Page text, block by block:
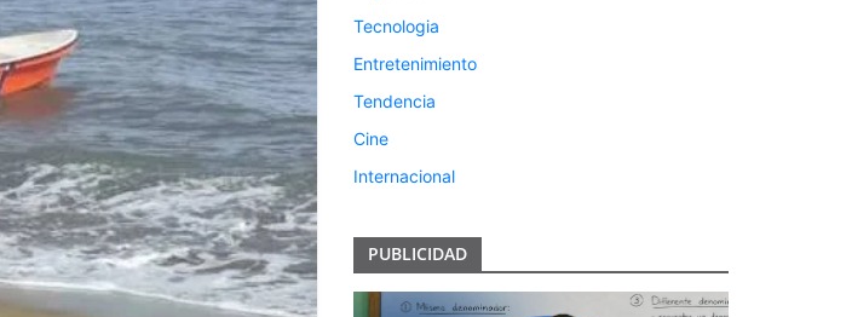
Tecnologia
Entretenimiento
Tendencia
Cine
Internacional
PUBLICIDAD